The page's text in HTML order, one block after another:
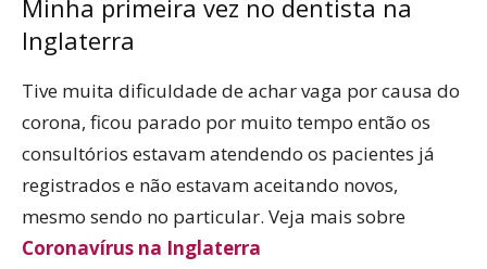
Minha primeira vez no dentista na
Inglaterra
Tive muita dificuldade de achar vaga por causa do
corona, ficou parado por muito tempo então os
consultórios estavam atendendo os pacientes já
registrados e não estavam aceitando novos,
mesmo sendo no particular. Veja mais sobre
Coronavírus na Inglaterra